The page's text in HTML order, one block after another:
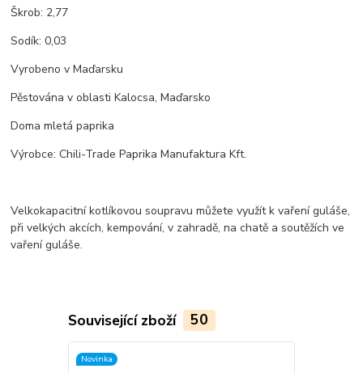
Škrob: 2,77
Sodík: 0,03
Vyrobeno v Maďarsku
Pěstována v oblasti Kalocsa, Maďarsko
Doma mletá paprika
Výrobce: Chili-Trade Paprika Manufaktura Kft.
Velkokapacitní kotlíkovou soupravu můžete využít k vaření guláše,
při velkých akcích, kempování, v zahradě, na chatě a soutěžích ve
vaření guláše.
Související zboží 50
Novinka